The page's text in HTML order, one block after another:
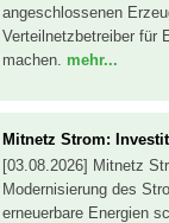
angeschlossenen
Verteilnetzbetreiber für
machen. mehr...
Mitnetz Strom:
[03.08.2026] Mitnetz
Modernisierung des
erneuerbare Energien